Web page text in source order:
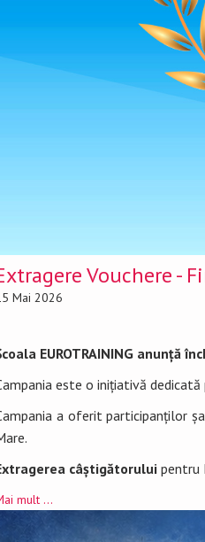
Vouchere -
Mai 2026
EUROTRAINING anunță
este o inițiativă
a oferit participanților
câștigătorului pentru
mult ...